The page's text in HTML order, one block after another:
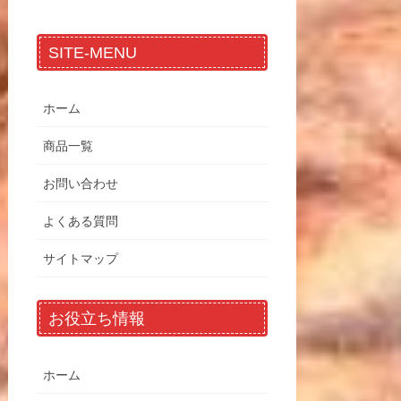
SITE-MENU
ホーム
商品一覧
お問い合わせ
よくある質問
サイトマップ
お役立ち情報
ホーム